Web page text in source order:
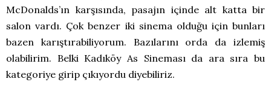
McDonalds’ın karşısında, pasajın içinde alt katta bir
salon vardı. Çok benzer iki sinema olduğu için bunları
bazen karıştırabiliyorum. Bazılarını orda da izlemiş
olabilirim. Belki Kadıköy As Sineması da ara sıra bu
kategoriye girip çıkıyordu diyebiliriz.